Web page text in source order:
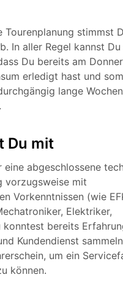
Tourenplanung stimmst
In aller Regel kannst
Du bereits am
erledigt hast und
lange
Du mit
abgeschlossene
vorzugsweise mit
Vorkenntnissen (wie
Elektriker,
konntest bereits
Kundendienst
um ein
können.